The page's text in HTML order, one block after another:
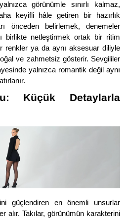
görünümle sınırlı kalmaz,
keyifli hâle getiren bir hazırlık
önceden belirlemek, denemeler
birlikte netleştirmek ortak bir ritim
renkler ya da aynı aksesuar diliyle
ve zahmetsiz gösterir. Sevgililer
yalnızca romantik değil aynı
Küçük Detaylarla
güçlendiren en önemli unsurlar
alır. Takılar, görünümün karakterini